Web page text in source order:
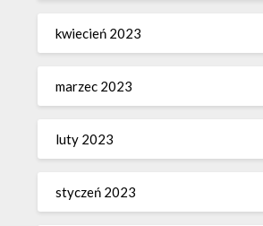
kwiecień 2023
marzec 2023
luty 2023
styczeń 2023